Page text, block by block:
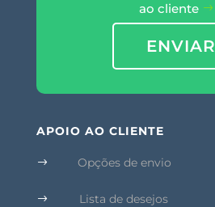
ao cliente
ENVIAR
APOIO AO CLIENTE
$ Opções de envio
$ Lista de desejos